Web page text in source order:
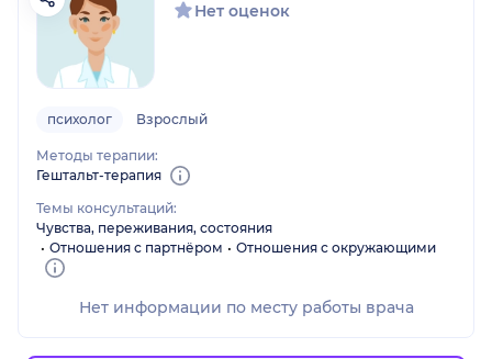
Нет оценок
психолог Взрослый
Методы терапии:
Гештальт-терапия
Темы консультаций:
Чувства, переживания, состояния
Отношения с партнёром
Отношения с окружающими
Нет информации по месту работы врача